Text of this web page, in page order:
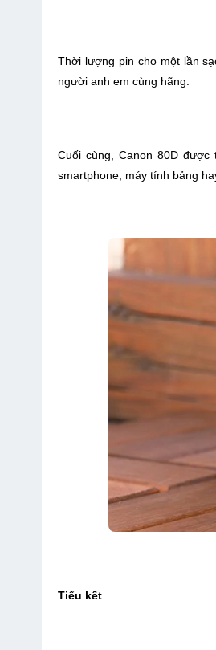
Thời lượng pin cho một lần
người anh em cùng hãng.
Cuối cùng, Canon 80D
smartphone, máy tính bảng
Tiểu kết